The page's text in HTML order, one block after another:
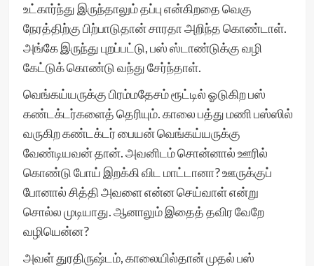
உட்கார்ந்து இருந்தாலும் தப்பு என்கிறதை வெகு
நேரத்திற்கு பிற்பாடுதான் சாரதா அறிந்த கொண்டாள்.
அங்கே இருந்து புறப்பட்டு, பஸ் ஸ்டாண்டுக்கு வழி
கேட்டுக் கொண்டு வந்து சேர்ந்தாள்.
வெங்கய்யருக்கு பிரம்மதேசம் ரூட்டில் ஓடுகிற பஸ்
கண்டக்டர்களைத் தெரியும். காலை பத்து மணி பஸ்ஸில்
வருகிற கண்டக்டர் பையன் வெங்கய்யருக்கு
வேண்டியவன் தான். அவனிடம் சொன்னால் ஊரில்
கொண்டு போய் இறக்கி விட மாட்டானா? ஊருக்குப்
போனால் சித்தி அவளை என்ன செய்வாள் என்று
சொல்ல முடியாது. ஆனாலும் இதைத் தவிர வேறே
வழியென்ன?
அவள் துரதிருஷ்டம், காலையில்தான் முதல் பஸ்